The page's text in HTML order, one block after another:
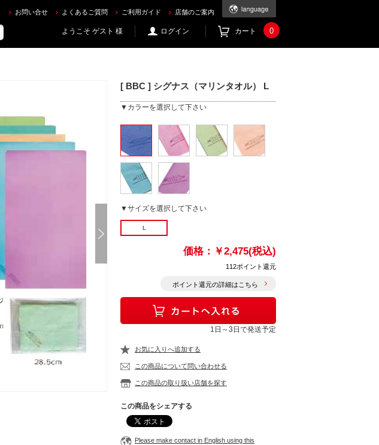
お問い合せ よくあるご質問 ご利用ガイド 店舗のご案内
ようこそ ゲスト 様 ログイン カート 0
[ BBC ] シグナス（マリンタオル） L
▼カラーを選択して下さい
▼サイズを選択して下さい
L
価格： ￥2,475(税込)
112ポイント還元
ポイント還元の詳細はこちら
1日～3日で発送予定
お気に入りへ追加する
この商品について問い合わせる
この商品の取り扱い店舗を探す
この商品をシェアする
Please make contact in English using this